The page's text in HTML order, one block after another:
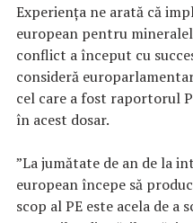
Experiența ne arată că
european pentru
conflict a început cu
consideră
cel care a fost raportorul
în acest dosar.
”La jumătate de an de la
european începe să
scop al PE este acela de a